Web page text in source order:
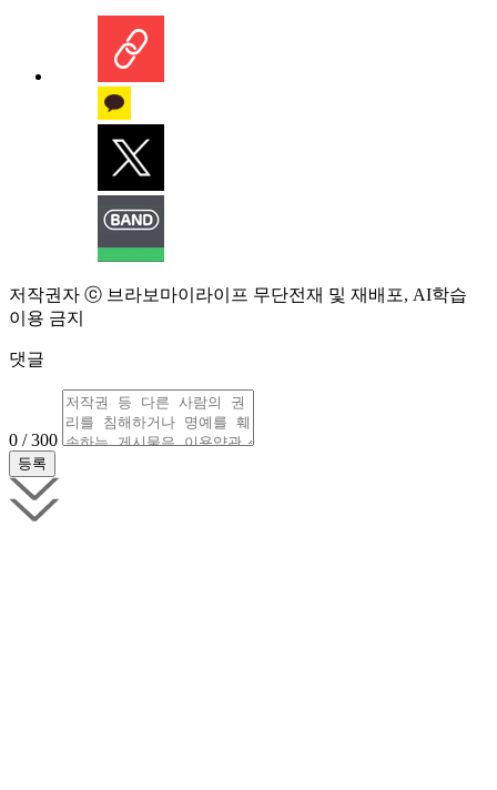
저작권자 ⓒ 브라보마이라이프 무단전재 및 재배포, AI학습
이용 금지
댓글
0 / 300